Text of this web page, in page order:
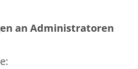
an Administratoren